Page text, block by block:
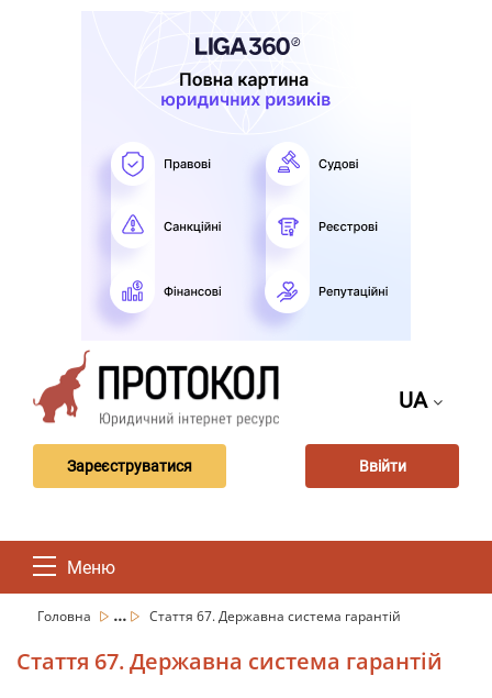
UA
Зареєструватися Ввійти
Меню
Головна ... Стаття 67. Державна система гарантій
Стаття 67. Державна система гарантій